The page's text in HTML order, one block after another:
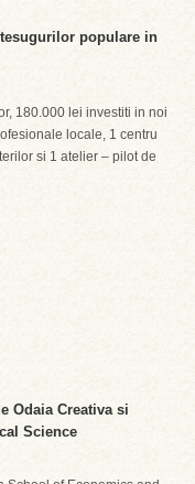
populare in
180.000 lei investiti in noi
locale, 1 centru
si 1 atelier – pilot de
Odaia Creativa si
Science